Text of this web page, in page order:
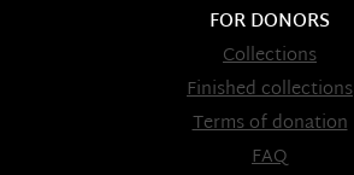
FOR DONORS
Collections
Finished collections
Terms of donation
FAQ